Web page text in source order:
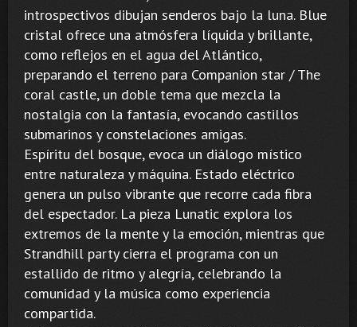
introspectivos dibujan senderos bajo la luna. Blue
cristal ofrece una atmósfera líquida y brillante,
como reflejos en el agua del Atlántico,
preparando el terreno para Companion star / The
coral castle, un doble tema que mezcla la
nostalgia con la fantasía, evocando castillos
submarinos y constelaciones amigas.
Espíritu del bosque, evoca un diálogo místico
entre naturaleza y máquina. Estado eléctrico
genera un pulso vibrante que recorre cada fibra
del espectador. La pieza Lunatic explora los
extremos de la mente y la emoción, mientras que
Strandhill party cierra el programa con un
estallido de ritmo y alegría, celebrando la
comunidad y la música como experiencia
compartida.